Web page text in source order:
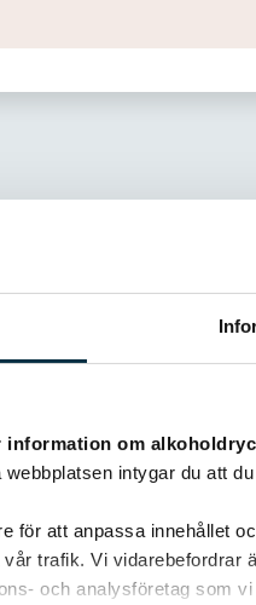
information om
intygar du att
för att anpassa innehållet
trafik. Vi vidarebefordrar
och analysföretag som
@koppargrytan